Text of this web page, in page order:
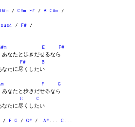
D#m / C#m F# / B C#m /
/ F# /
E
F#
なたと歩きだせるなら
F#
B
たに尽くしたい
F
G
なたと歩きだせるなら
G
C
たに尽くしたい
/ F G / G# / A#... C ...